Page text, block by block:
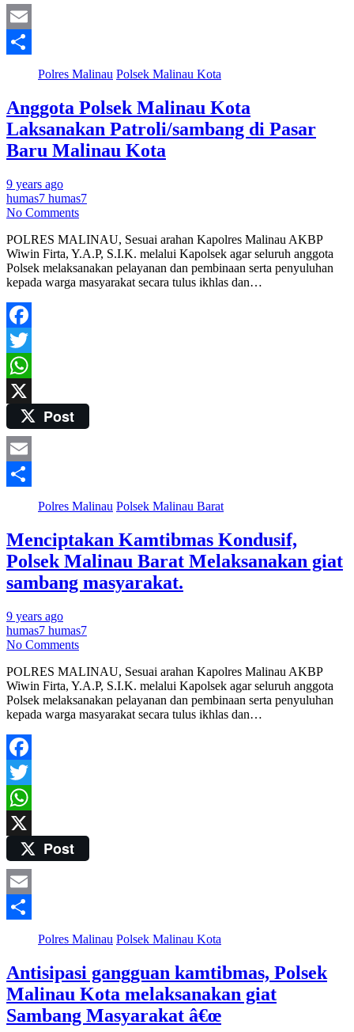
Email
Polres Malinau Polsek Malinau Kota
Anggota Polsek Malinau Kota
Laksanakan Patroli/sambang di Pasar
Baru Malinau Kota
9 years ago
humas7 humas7
No Comments
POLRES MALINAU, Sesuai arahan Kapolres Malinau AKBP
Wiwin Firta, Y.A.P, S.I.K. melalui Kapolsek agar seluruh anggota
Polsek melaksanakan pelayanan dan pembinaan serta penyuluhan
kepada warga masyarakat secara tulus ikhlas dan…
Facebook
Twitter
WhatsApp
Post
Email
Polres Malinau Polsek Malinau Barat
Menciptakan Kamtibmas Kondusif,
Polsek Malinau Barat Melaksanakan giat
sambang masyarakat.
9 years ago
humas7 humas7
No Comments
POLRES MALINAU, Sesuai arahan Kapolres Malinau AKBP
Wiwin Firta, Y.A.P, S.I.K. melalui Kapolsek agar seluruh anggota
Polsek melaksanakan pelayanan dan pembinaan serta penyuluhan
kepada warga masyarakat secara tulus ikhlas dan…
Facebook
Twitter
WhatsApp
Post
Email
Polres Malinau Polsek Malinau Kota
Antisipasi gangguan kamtibmas, Polsek
Malinau Kota melaksanakan giat
Sambang Masyarakat â€œ